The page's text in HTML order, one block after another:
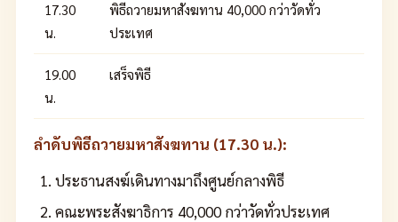
17.30
น.
พิธีถวายมหาสังฆทาน 40,000 กว่าวัดทั่ว
ประเทศ
19.00
น.
เสร็จพิธี
ลำดับพิธีถวายมหาสังฆทาน (17.30 น.):
ประธานสงฆ์เดินทางมาถึงศูนย์กลางพิธี
คณะพระสังฆาธิการ 40,000 กว่าวัดทั่วประเทศ